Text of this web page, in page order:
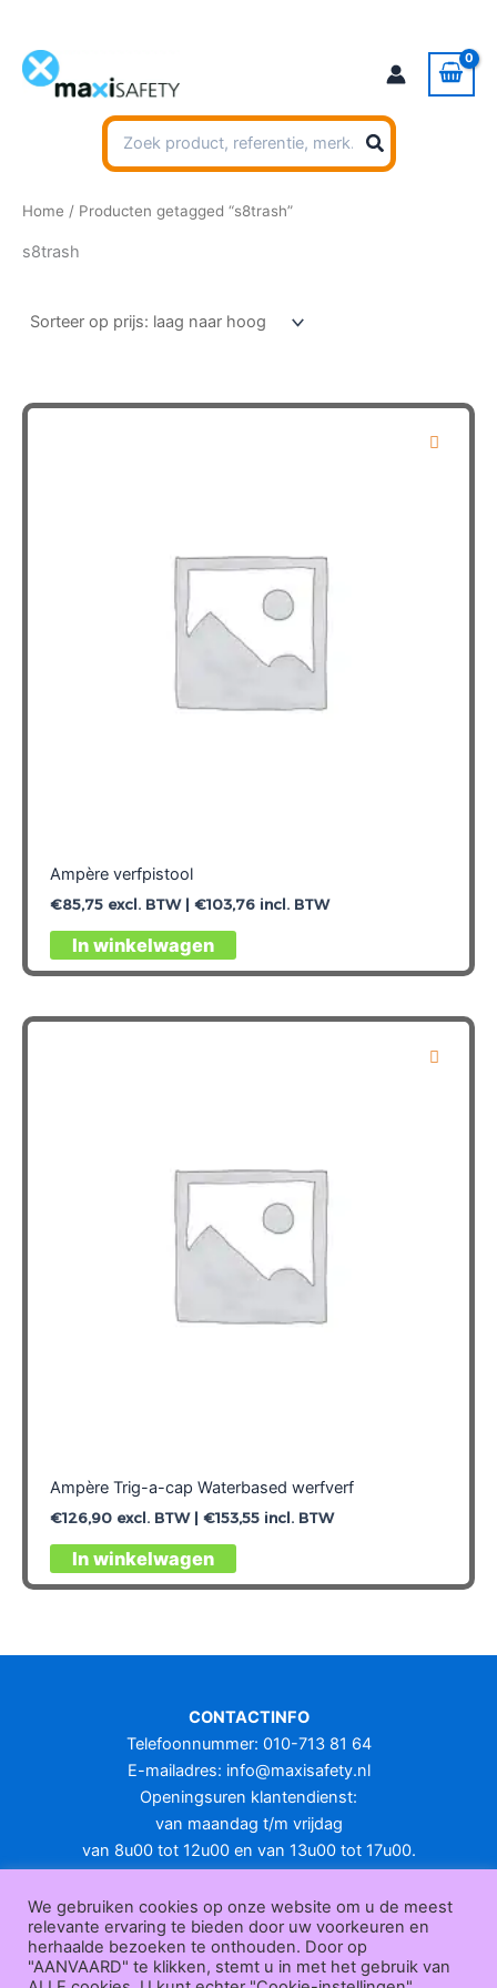
inhoud
Zoeken
naar:
Home / Producten getagged “s8trash”
s8trash
Ampère verfpistool
€85,75excl. BTW | €103,76incl. BTW
In winkelwagen
Ampère Trig-a-cap Waterbased werfverf
€126,90excl. BTW | €153,55incl. BTW
In winkelwagen
Dit
product
variaties.
optie
gekozen
worden
op
de
productpagina
CONTACTINFO
Telefoonnummer: 010-713 81 64
E-mailadres: info@maxisafety.nl
Openingsuren klantendienst:
van maandag t/m vrijdag
van 8u00 tot 12u00 en van 13u00 tot 17u00.
KLANTENSERVICE
Over
ons|Bedrijfsgegevens| F.A.Q.|Bestelprocedure | Betaling
ending | Retourneren|Herroepingsrecht|Herroepingsfunctie
We gebruiken cookies op onze website om u de meest
relevante ervaring te bieden door uw voorkeuren en
herhaalde bezoeken te onthouden. Door op
"AANVAARD" te klikken, stemt u in met het gebruik van